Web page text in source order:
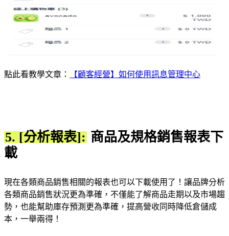
點此看教學文章： 【顧客經營】如何使用訊息管理中心
5. [分析報表]: 商品及規格銷售報表下
載
現在各類商品銷售相關的報表也可以下載使用了！讓品牌分析
各類商品銷售狀況更為準確，不僅能了解商品走期以及市場趨
勢，也能幫助庫存預測更為準確，提高營收同時降低倉儲成
本，一舉兩得！